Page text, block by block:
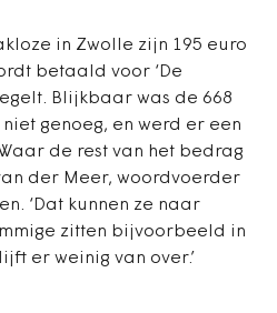
in Zwolle zijn 195 euro
betaald voor ‘De
Blijkbaar was de 668
genoeg, en werd er een
de rest van het bedrag
der Meer, woordvoerder
‘Dat kunnen ze naar
zitten bijvoorbeeld in
er weinig van over.’